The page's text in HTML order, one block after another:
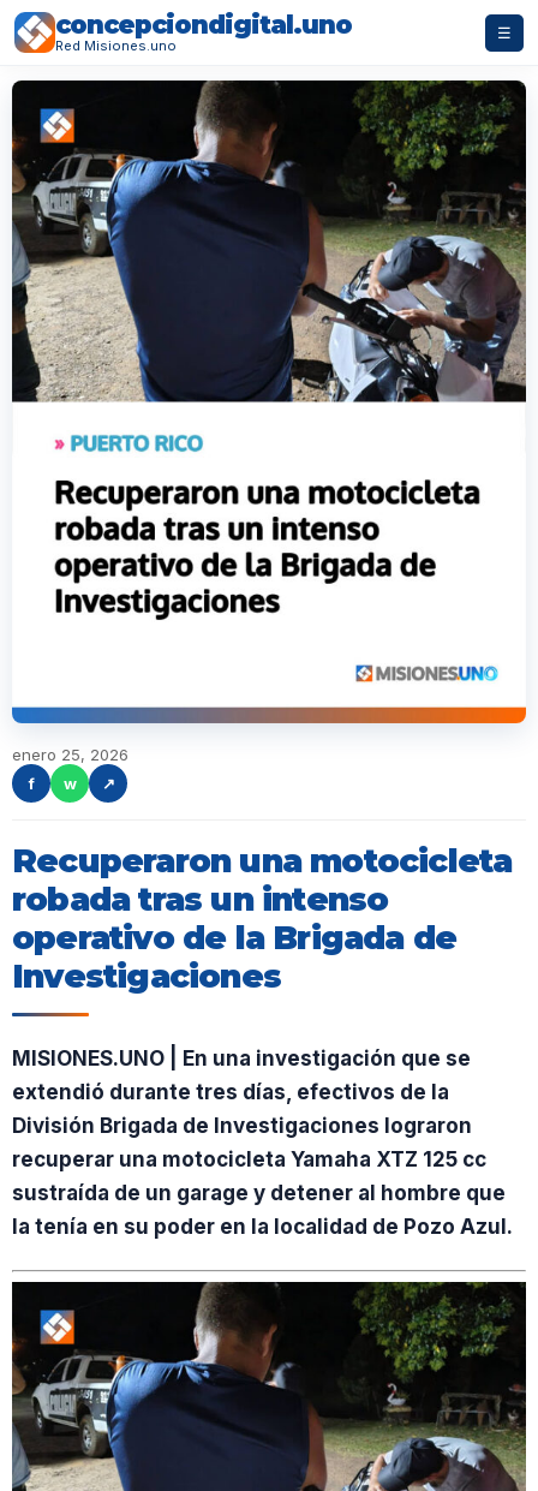
concepciondigital.uno
Red Misiones.uno
☰
enero 25, 2026
f
w ↗
Recuperaron una motocicleta
robada tras un intenso
operativo de la Brigada de
Investigaciones
MISIONES.UNO | En una investigación que se
extendió durante tres días, efectivos de la
División Brigada de Investigaciones lograron
recuperar una motocicleta Yamaha XTZ 125 cc
sustraída de un garage y detener al hombre que
la tenía en su poder en la localidad de Pozo Azul.